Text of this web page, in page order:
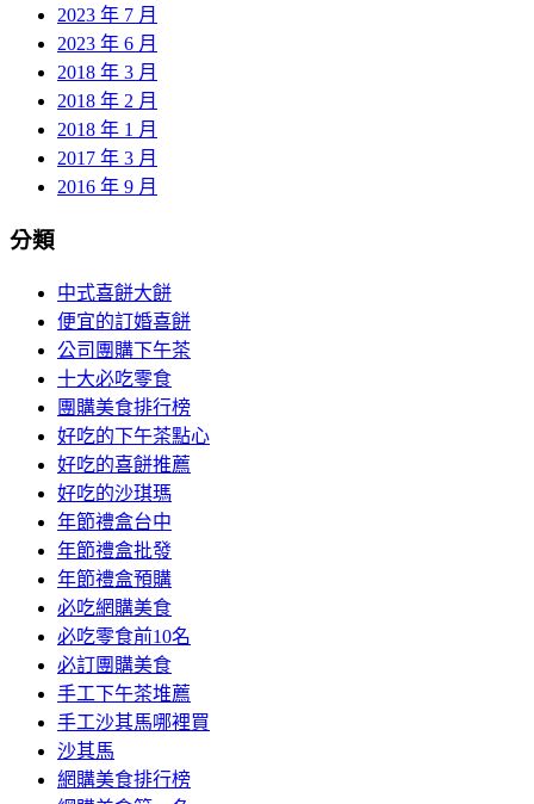
2023 年 7 月
2023 年 6 月
2018 年 3 月
2018 年 2 月
2018 年 1 月
2017 年 3 月
2016 年 9 月
分類
中式喜餅大餅
便宜的訂婚喜餅
公司團購下午茶
十大必吃零食
團購美食排行榜
好吃的下午茶點心
好吃的喜餅推薦
好吃的沙琪瑪
年節禮盒台中
年節禮盒批發
年節禮盒預購
必吃網購美食
必吃零食前10名
必訂團購美食
手工下午茶堆薦
手工沙其馬哪裡買
沙其馬
網購美食排行榜